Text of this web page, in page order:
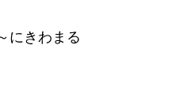
にきわまる